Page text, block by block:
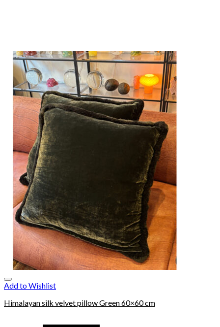
Add to Wishlist
Himalayan silk velvet pillow Green 60×60 cm